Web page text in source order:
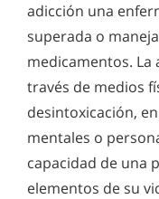
adicción una
superada o
medicamentos. La
través de medios
desintoxicación,
mentales o
capacidad de una
elementos de su